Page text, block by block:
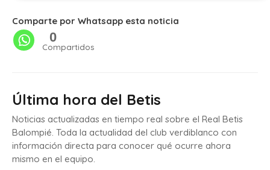
Comparte por Whatsapp esta noticia
0
Compartidos
Última hora del Betis
Noticias actualizadas en tiempo real sobre el Real Betis
Balompié. Toda la actualidad del club verdiblanco con
información directa para conocer qué ocurre ahora
mismo en el equipo.